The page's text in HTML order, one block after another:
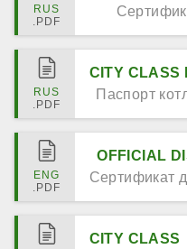
CITY CLASS
Паспорт
OFFICIAL
Сертификат
CITY CLASS